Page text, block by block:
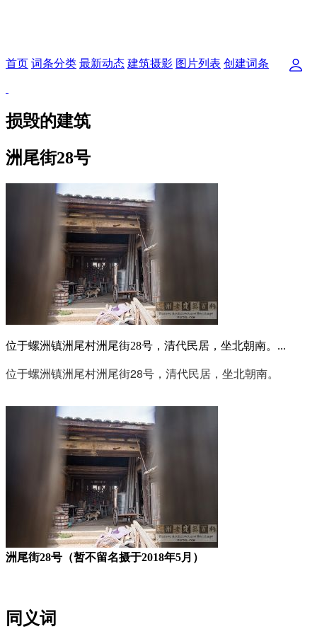
首页 词条分类 最新动态 建筑摄影 图片列表 创建词条
损毁的建筑
洲尾街28号
位于螺洲镇洲尾村洲尾街28号，清代民居，坐北朝南。...
位于螺洲镇洲尾村洲尾街28号，清代民居，坐北朝南。
洲尾街28号（暂不留名摄于2018年5月）
同义词